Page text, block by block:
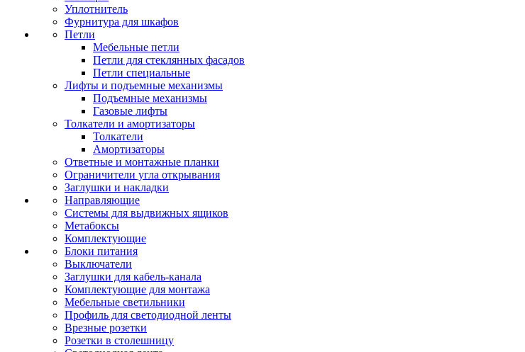
Уплотнитель
Фурнитура для шкафов
Петли
Мебельные петли
Петли для стеклянных фасадов
Петли специальные
Лифты и подъемные механизмы
Подъемные механизмы
Газовые лифты
Толкатели и амортизаторы
Толкатели
Амортизаторы
Ответные и монтажные планки
Ограничители угла открывания
Заглушки и накладки
Направляющие
Системы для выдвижных ящиков
Метабоксы
Комплектующие
Блоки питания
Выключатели
Заглушки для кабель-канала
Комплектующие для монтажа
Мебельные светильники
Профиль для светодиодной ленты
Врезные розетки
Розетки в столешницу